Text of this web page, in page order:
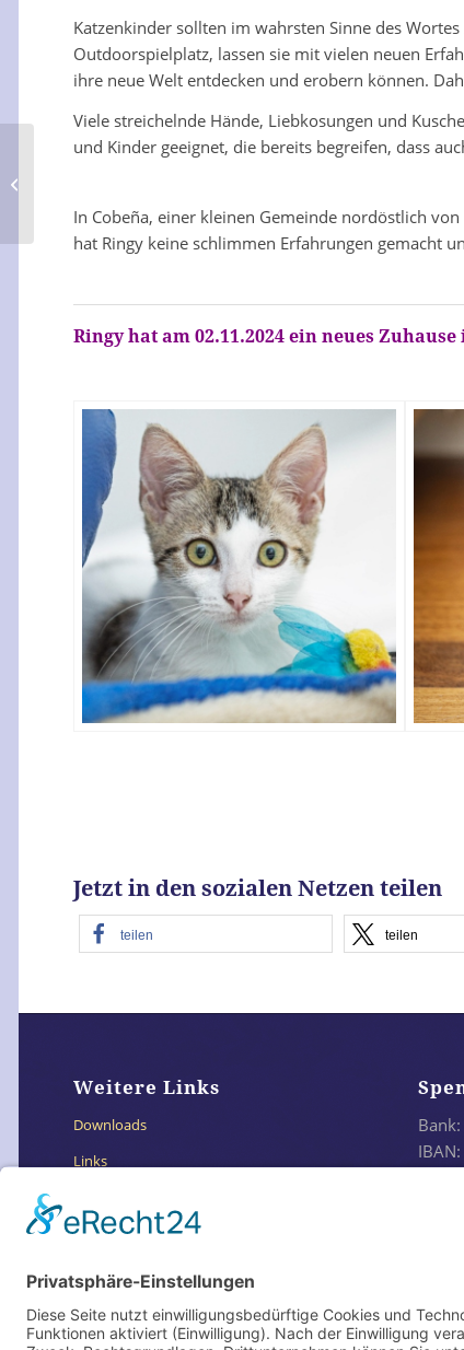
Katzenkinder sollten im wahrsten Sinne des
Outdoorspielplatz, lassen sie mit vielen neuen
ihre neue Welt entdecken und erobern können.
Viele streichelnde Hände, Liebkosungen und
und Kinder geeignet, die bereits begreifen, dass
In Cobeña, einer kleinen Gemeinde nordöstlich
hat Ringy keine schlimmen Erfahrungen gemacht
Ringy hat am 02.11.2024 ein neues
Jetzt in den sozialen Netzen teilen
teilen teilen
Weitere Links
Downloads
Links
Datenschutzerklärung